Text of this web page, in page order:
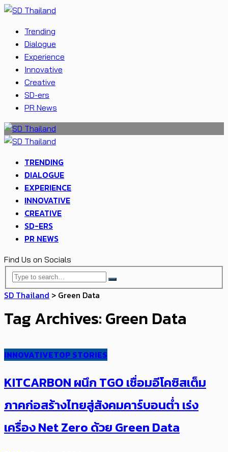
Trending
Dialogue
Experience
Innovative
Creative
SD-ers
PR News
TRENDING
DIALOGUE
EXPERIENCE
INNOVATIVE
CREATIVE
SD-ERS
PR NEWS
Find Us on Socials
SD Thailand > Green Data
Tag Archives: Green Data
INNOVATIVETOP STORIES
KITCARBON ผนึก TGO เชื่อม​อีโคซิสเต็ม
ภาคก่อสร้างไทยสู่​สังคมคาร์บอนต่ำ เร่ง
เครื่อง Net Zero ด้วย Green Data